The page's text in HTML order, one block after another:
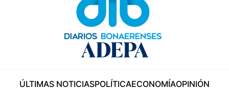
ÚLTIMAS NOTICIASPOLÍTICAECONOMÍAOPINIÓN